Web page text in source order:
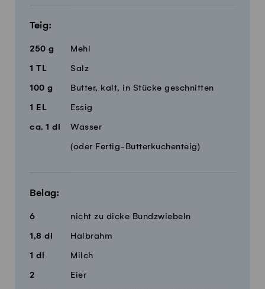
Teig:
250 g Mehl
1 TL Salz
100 g Butter, kalt, in Stücke geschnitten
1 EL Essig
ca. 1 dl Wasser
(oder Fertig-Butterkuchenteig)
Belag:
6 nicht zu dicke Bundzwiebeln
1,8 dl Halbrahm
1 dl Milch
2 Eier